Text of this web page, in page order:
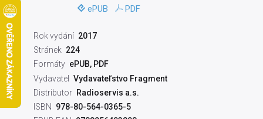
ePUB PDF
Rok vydání 2017
Stránek 224
Formáty ePUB, PDF
Vydavatel
Vydavateľstvo Fragment
Distributor Radioservis a.s.
ISBN
978-80-564-0365-5